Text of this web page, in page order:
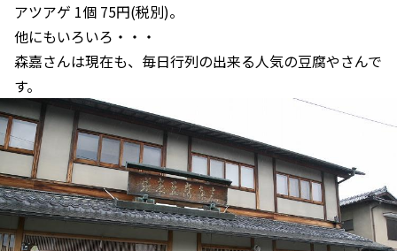
アツアゲ 1個 75円(税別)。
他にもいろいろ・・・
森嘉さんは現在も、毎日行列の出来る人気の豆腐やさんで
す。